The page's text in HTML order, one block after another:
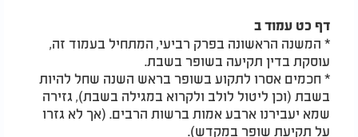
דף כט עמוד ב
* המשנה הראשונה בפרק רביעי, המתחיל בעמוד זה,
עוסקת בדין תקיעה בשופר בשבת.
* חכמים אסרו לתקוע בשופר בראש השנה שחל להיות
בשבת (וכן ליטול לולב ולקרוא במגילה בשבת), גזירה
שמא יעבירנו ארבע אמות ברשות הרבים. (אך לא גזרו
על תקיעת שופר במקדש).